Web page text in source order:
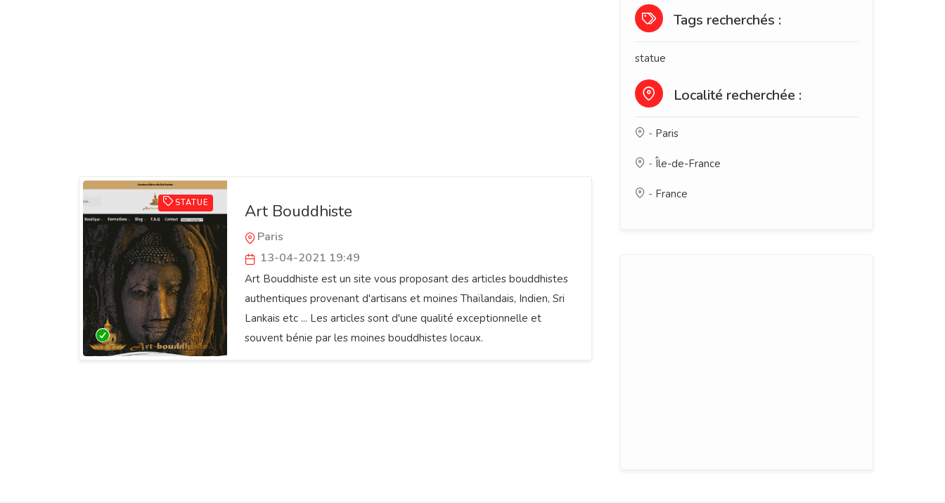
STATUE Art Bouddhiste
Paris
13-04-2021 19:49
Art Bouddhiste est un site vous proposant des articles bouddhistes
authentiques provenant d'artisans et moines Thaïlandais, Indien, Sri
Lankais etc ... Les articles sont d'une qualité exceptionnelle et
souvent bénie par les moines bouddhistes locaux.
Tags recherchés :
statue
Localité recherchée :
- Paris
- Île-de-France
- France